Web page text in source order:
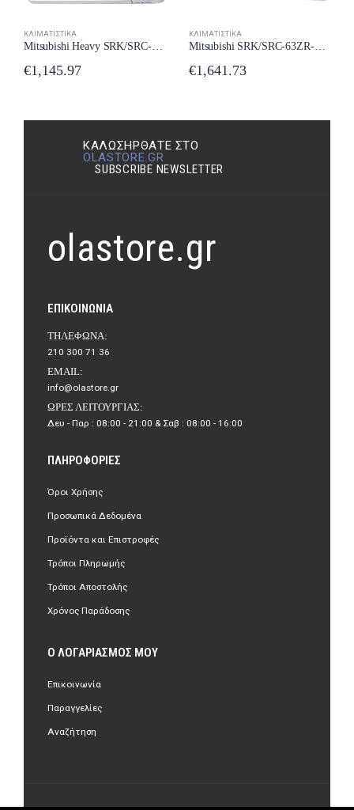
ΚΛΙΜΑΤΙΣΤΙΚΆ
Mitsubishi Heavy SRK/SRC-25ZS-WF Κλιματιστικό 9000 BTU New Model 2024
€1,145.97
ΚΛΙΜΑΤΙΣΤΙΚΆ
Mitsubishi SRK/SRC-63ZR-WF Κλιματιστικό Inverter 22000 BTU A++/A++ με Wi-Fi New Model 2024
€1,641.73
ΚΑΛΩΣΉΡΘΑΤΕ ΣΤΟ
OLASTORE.GR
SUBSCRIBE NEWSLETTER
olastore.gr
ΕΠΙΚΟΙΝΩΝΊΑ
ΤΗΛΈΦΩΝΑ:
210 300 71 36
EMAIL:
info@olastore.gr
ΏΡΕΣ ΛΕΙΤΟΥΡΓΊΑΣ:
Δευ - Παρ : 08:00 - 21:00 & Σαβ : 08:00 - 16:00
ΠΛΗΡΟΦΟΡΊΕΣ
Όροι Χρήσης
Προσωπικά Δεδομένα
Προϊόντα και Επιστροφές
Τρόποι Πληρωμής
Τρόποι Αποστολής
Χρόνος Παράδοσης
Ο ΛΟΓΑΡΙΑΣΜΌΣ ΜΟΥ
Επικοινωνία
Παραγγελίες
Αναζήτηση